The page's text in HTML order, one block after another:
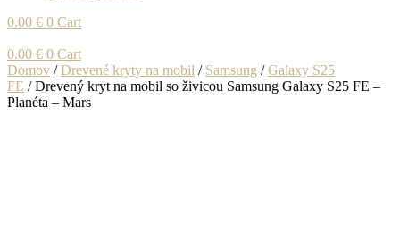
0.00 € 0 Cart
0.00 € 0 Cart
Domov /Drevené kryty na mobil / Samsung /Galaxy S25
FE / Drevený kryt na mobil so živicou Samsung Galaxy S25 FE –
Planéta – Mars